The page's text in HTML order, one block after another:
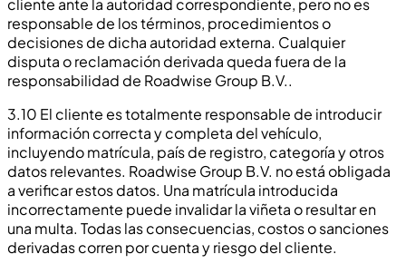
cliente ante la autoridad correspondiente, pero no es
responsable de los términos, procedimientos o
decisiones de dicha autoridad externa. Cualquier
disputa o reclamación derivada queda fuera de la
responsabilidad de Roadwise Group B.V..
3.10 El cliente es totalmente responsable de introducir
información correcta y completa del vehículo,
incluyendo matrícula, país de registro, categoría y otros
datos relevantes. Roadwise Group B.V. no está obligada
a verificar estos datos. Una matrícula introducida
incorrectamente puede invalidar la viñeta o resultar en
una multa. Todas las consecuencias, costos o sanciones
derivadas corren por cuenta y riesgo del cliente.